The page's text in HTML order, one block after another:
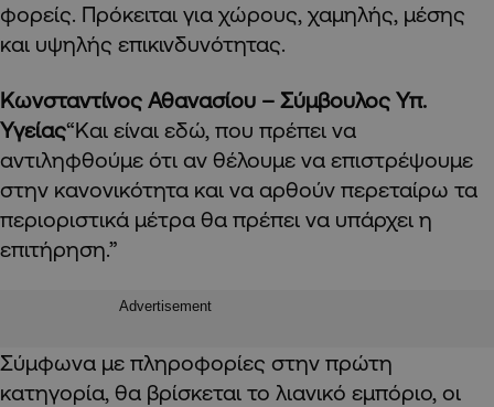
φορείς. Πρόκειται για χώρους, χαμηλής, μέσης
και υψηλής επικινδυνότητας.
Κωνσταντίνος Αθανασίου – Σύμβουλος Υπ.
Υγείας“Και είναι εδώ, που πρέπει να
αντιληφθούμε ότι αν θέλουμε να επιστρέψουμε
στην κανονικότητα και να αρθούν περεταίρω τα
περιοριστικά μέτρα θα πρέπει να υπάρχει η
επιτήρηση.”
Advertisement
Σύμφωνα με πληροφορίες στην πρώτη
κατηγορία, θα βρίσκεται το λιανικό εμπόριο, οι